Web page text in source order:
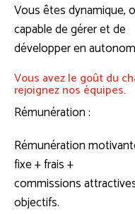
Vous êtes dynamique,
capable de gérer et de
développer en
Vous avez le goût du
rejoignez nos équipes.
Rémunération :
Rémunération
fixe + frais +
commissions
objectifs.